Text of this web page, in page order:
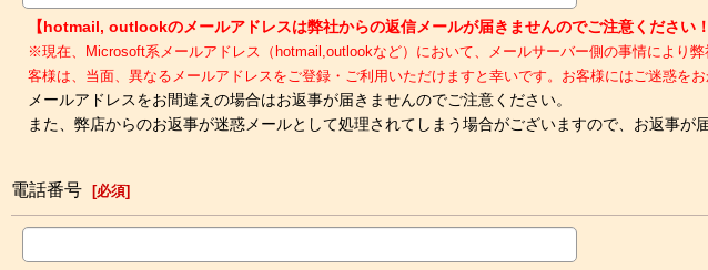
【hotmail, outlookのメールアドレスは弊社からの返信メールが届きませんのでご注意ください！
※現在、Microsoft系メールアドレス（hotmail,outlookなど）において、メールサーバー側の事情により
客様は、当面、異なるメールアドレスをご登録・ご利用いただけますと幸いです。お客様にはご迷惑を
メールアドレスをお間違えの場合はお返事が届きませんのでご注意ください。
また、弊店からのお返事が迷惑メールとして処理されてしまう場合がございますので、お返事
電話番号 [必須]